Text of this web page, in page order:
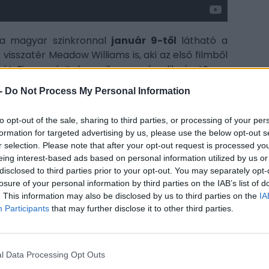
Do Not Process My Personal Information
opt-out of the sale, sharing to third parties, or processing of your
for targeted advertising by us, please use the below opt-out
selection. Please note that after your opt-out request is processed
interest-based ads based on personal information utilized by us
to third parties prior to your opt-out. You may separately
of your personal information by third parties on the IAB’s list of
This information may also be disclosed by us to third parties on the
Participants that may further disclose it to other third parties.
Data Processing Opt Outs
magyar szinkronnal január 9-től látható a
Meadow Williams is, aki az első filmből
Ti megnézitek moziban a második részt?
hogy a PC Guru tartalmairól véletlenül
keménykedik
az Így neveld a sárkányodat